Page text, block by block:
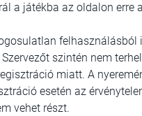
a játékba az oldalon erre
szintén nem
miatt. A
esetén az
vehet részt.